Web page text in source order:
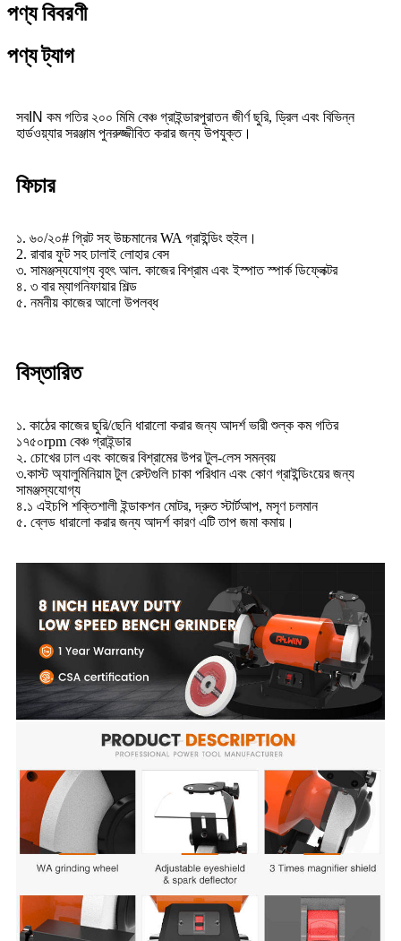
পণ্য বিবরণী
পণ্য ট্যাগ
সবIN কম গতির ২০০ মিমি বেঞ্চ গ্রাইন্ডারপুরাতন জীর্ণ ছুরি, ড্রিল এবং বিভিন্ন
হার্ডওয়্যার সরঞ্জাম পুনরুজ্জীবিত করার জন্য উপযুক্ত।
ফিচার
১. ৬০/২০# গ্রিট সহ উচ্চমানের WA গ্রাইন্ডিং হুইল।
2. রাবার ফুট সহ ঢালাই লোহার বেস
৩. সামঞ্জস্যযোগ্য বৃহৎ আল. কাজের বিশ্রাম এবং ইস্পাত স্পার্ক ডিফ্লেক্টর
৪. ৩ বার ম্যাগনিফায়ার শিল্ড
৫. নমনীয় কাজের আলো উপলব্ধ
বিস্তারিত
১. কাঠের কাজের ছুরি/ছেনি ধারালো করার জন্য আদর্শ ভারী শুল্ক কম গতির
১৭৫০rpm বেঞ্চ গ্রাইন্ডার
২. চোখের ঢাল এবং কাজের বিশ্রামের উপর টুল-লেস সমন্বয়
৩.কাস্ট অ্যালুমিনিয়াম টুল রেস্টগুলি চাকা পরিধান এবং কোণ গ্রাইন্ডিংয়ের জন্য
সামঞ্জস্যযোগ্য
৪.১ এইচপি শক্তিশালী ইন্ডাকশন মোটর, দ্রুত স্টার্টআপ, মসৃণ চলমান
৫. ব্লেড ধারালো করার জন্য আদর্শ কারণ এটি তাপ জমা কমায়।